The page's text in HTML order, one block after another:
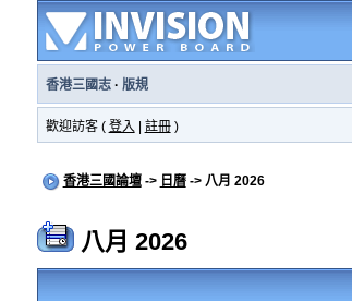
香港三國志· 版規
歡迎訪客 ( 登入 註冊)
香港三國論壇-> 日曆-> 八月 2026
八月 2026